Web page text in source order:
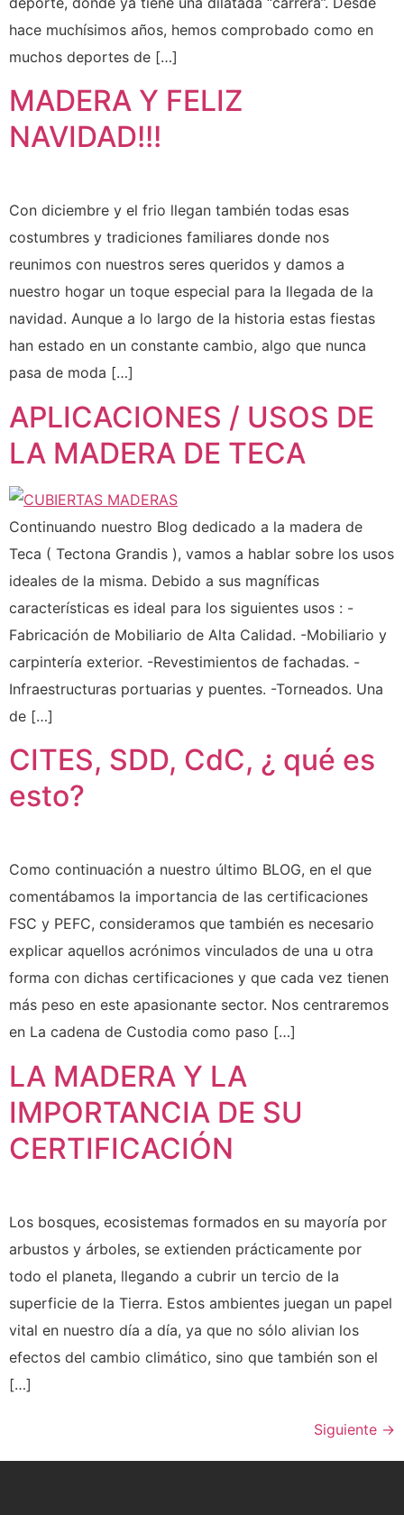
hace muchísimos años, hemos comprobado como en
muchos deportes de […]
MADERA Y FELIZ
NAVIDAD!!!
Con diciembre y el frio llegan también todas esas
costumbres y tradiciones familiares donde nos
reunimos con nuestros seres queridos y damos a
nuestro hogar un toque especial para la llegada de la
navidad. Aunque a lo largo de la historia estas fiestas
han estado en un constante cambio, algo que nunca
pasa de moda […]
APLICACIONES / USOS DE
LA MADERA DE TECA
Continuando nuestro Blog dedicado a la madera de
Teca ( Tectona Grandis ), vamos a hablar sobre los usos
ideales de la misma. Debido a sus magníficas
características es ideal para los siguientes usos : -
Fabricación de Mobiliario de Alta Calidad. -Mobiliario y
carpintería exterior. -Revestimientos de fachadas. -
Infraestructuras portuarias y puentes. -Torneados. Una
de […]
CITES, SDD, CdC, ¿ qué es
esto?
Como continuación a nuestro último BLOG, en el que
comentábamos la importancia de las certificaciones
FSC y PEFC, consideramos que también es necesario
explicar aquellos acrónimos vinculados de una u otra
forma con dichas certificaciones y que cada vez tienen
más peso en este apasionante sector. Nos centraremos
en La cadena de Custodia como paso […]
LA MADERA Y LA
IMPORTANCIA DE SU
CERTIFICACIÓN
Los bosques, ecosistemas formados en su mayoría por
arbustos y árboles, se extienden prácticamente por
todo el planeta, llegando a cubrir un tercio de la
superficie de la Tierra. Estos ambientes juegan un papel
vital en nuestro día a día, ya que no sólo alivian los
efectos del cambio climático, sino que también son el
[…]
Siguiente →